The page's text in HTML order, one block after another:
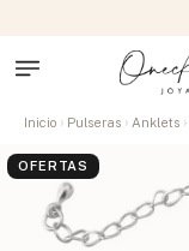
Inicio Pulseras Anklets
OFERTAS